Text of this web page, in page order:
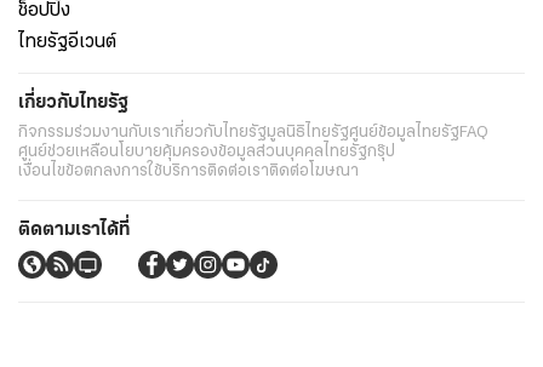
ช็อปปิ้ง
ไทยรัฐอีเวนต์
เกี่ยวกับไทยรัฐ
กิจกรรมร่วมงานกับเราเกี่ยวกับไทยรัฐมูลนิธิไทยรัฐศูนย์ข้อมูลไทยรัฐFAQ
ศูนย์ช่วยเหลือนโยบายคุ้มครองข้อมูลส่วนบุคคลไทยรัฐกรุ๊ป
เงื่อนไขข้อตกลงการใช้บริการติดต่อเราติดต่อโฆษณา
ติดตามเราได้ที่